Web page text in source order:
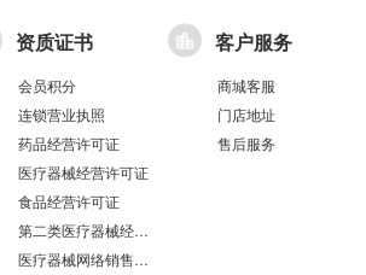
资质证书
会员积分
连锁营业执照
药品经营许可证
医疗器械经营许可证
食品经营许可证
第二类医疗器械经营备案凭证
医疗器械网络销售备案
客户服务
商城客服
门店地址
售后服务